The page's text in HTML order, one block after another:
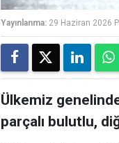
Yayınlanma: 29 Haziran 2026
Ülkemiz
parçalı bulutlu,